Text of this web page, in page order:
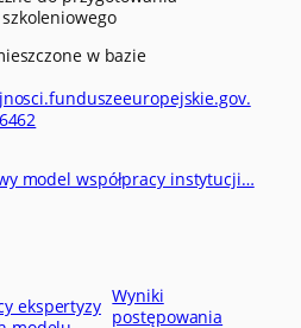
w bazie
model współpracy instytucji…
ekspertyzy Wyniki
postępowania